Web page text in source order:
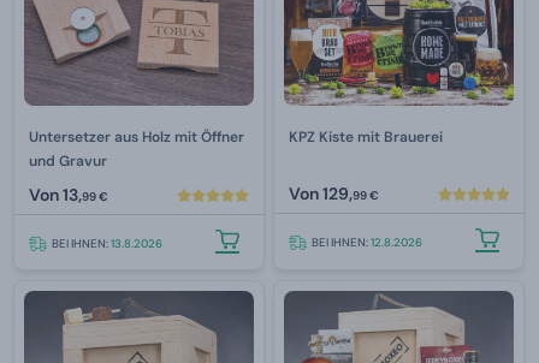
Untersetzer aus Holz mit Öffner
und Gravur
Von13,99 €
BEI IHNEN:13.8.2026
KPZ Kiste mit Brauerei
Von129,99 €
BEI IHNEN:12.8.2026